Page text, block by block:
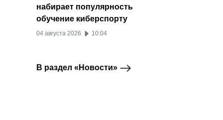
набирает популярность
обучение киберспорту
04 августа 2026 10:04
В раздел «Новости»